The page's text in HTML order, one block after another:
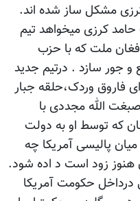
کرزی مشکل ساز شده اند.
کرزی میخواهد تیم
ملت که با حزب
جور سازد . درتیم جدید
فاروق وردک،حلقه جبار
الله مجددی با
که توسط او به دولت
میان پالیسی آمریکا چه
هنوز زود است د اده شود.
درداخل حکومت آمریکا